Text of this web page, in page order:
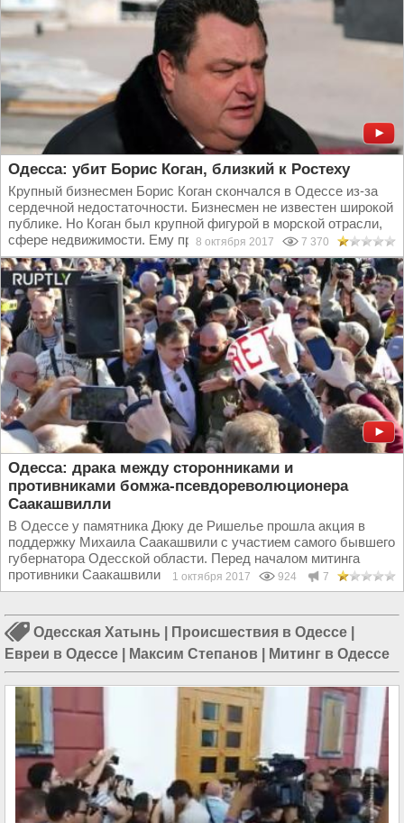
Одесса: убит Борис Коган, близкий к Ростеху
Крупный бизнесмен Борис Коган скончался в Одессе из-за
сердечной недостаточности. Бизнесмен не известен широкой
публике. Но Коган был крупной фигурой в морской отрасли,
сфере недвижимости. Ему приписывают...
8 октября 2017 7 370
Одесса: драка между сторонниками и
противниками бомжа-псевдореволюционера
Саакашвилли
В Одессе у памятника Дюку де Ришелье прошла акция в
поддержку Михаила Саакашвили с участием самого бывшего
губернатора Одесской области. Перед началом митинга
противники Саакашвили попытались помешать...
1 октября 2017 924 7
Одесская Хатынь Происшествия в Одессе
Евреи в Одессе
Максим Степанов Митинг в Одессе